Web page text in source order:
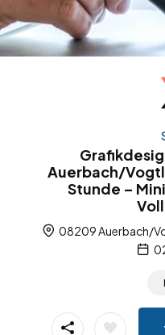
Auerbach/
Stunde –
08209 Auerbach/